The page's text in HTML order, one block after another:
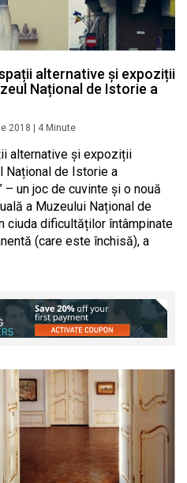
alternative și expoziții
Național de Istorie a
2018 4 Minute
alternative și expoziții
Național de Istorie a
– un joc de cuvinte și o nouă
a Muzeului Național de
ciuda dificultăților întâmpinate
(care este închisă), a